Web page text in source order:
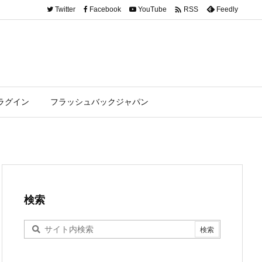
グイン フラッシュバックジャパン
Twitter Facebook YouTube  RSS Feedly
検索